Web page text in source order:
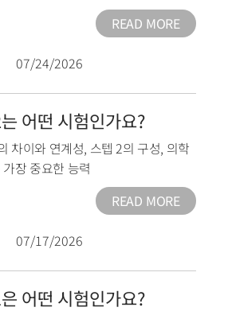
READ MORE
07/24/2026
어떤 시험인가요?
차이와 연계성, 스텝 2의 구성, 의학
장 중요한 능력
READ MORE
07/17/2026
어떤 시험인가요?